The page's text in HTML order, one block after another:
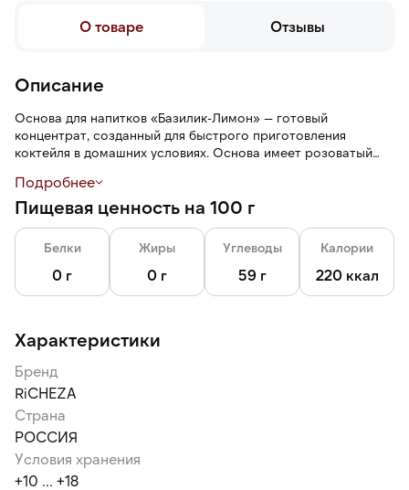
О товаре Отзывы
Описание
Основа для напитков «Базилик-Лимон» — готовый
концентрат, созданный для быстрого приготовления
коктейля в домашних условиях. Основа имеет розоватый
аромат, сладко-кислый вкус с пикантными и травянистыми
нотами.
В отличие от обычных сиропов, основа разработана таким
образом, что для получения напитка достаточно добавить
газированную воду и лед.
Подробнее
Пищевая ценность на 100 г
Белки
0 г
Жиры
0 г
Углеводы
59 г
Калории
220 ккал
Характеристики
Бренд
RiCHEZA
Страна
РОССИЯ
Условия хранения
+10 ... +18